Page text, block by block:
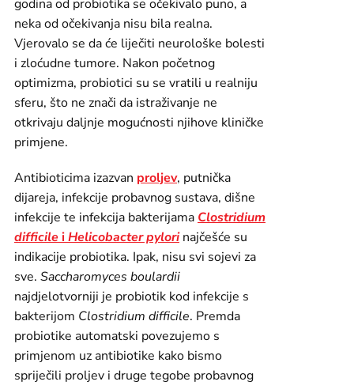
godina od probiotika se očekivalo puno, a
neka od očekivanja nisu bila realna.
Vjerovalo se da će liječiti neurološke bolesti
i zloćudne tumore. Nakon početnog
optimizma, probiotici su se vratili u realniju
sferu, što ne znači da istraživanje ne
otkrivaju daljnje mogućnosti njihove kliničke
primjene.
Antibioticima izazvan proljev, putnička
dijareja, infekcije probavnog sustava, dišne
infekcije te infekcija bakterijama Clostridium
difficile iHelicobacter pylorinajčešće su
indikacije probiotika. Ipak, nisu svi sojevi za
sve. Saccharomyces boulardii
najdjelotvorniji je probiotik kod infekcije s
bakterijom Clostridium difficile. Premda
probiotike automatski povezujemo s
primjenom uz antibiotike kako bismo
spriječili proljev i druge tegobe probavnog